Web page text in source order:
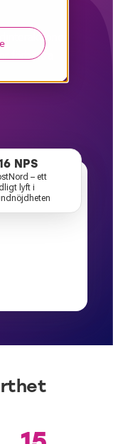
förbättra
NPS
– ett
lyft i